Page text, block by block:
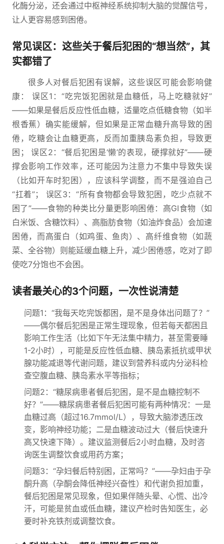
化酶分泌，还会通过中枢神经系统抑制大脑的觉醒信号，
让人更容易感到困倦。
常见误区：这些关于餐后犯困的“想当然”，其
实都错了
很多人对餐后犯困有误解，这些误区可能会影响健
康： 误区1：“吃完饭犯困就是血糖低，马上吃糖就好”
——如果是餐后反应性低血糖，适量吃点低糖食物（如半
根香蕉）确实能缓解，但如果是正常血糖升高导致的困
倦，吃糖会让血糖更高，反而加重胰岛素负担，导致更
困； 误区2：“餐后犯困是‘懒’的表现，硬撑就好”——硬
撑会影响工作效率，还可能因为注意力不集中导致失误
（比如开车时犯困），应该科学调整，而不是强迫自己
“扛着”； 误区3：“所有食物都会导致犯困，吃少点就不
困了”——食物的种类比分量更影响困倦：高GI食物（如
白米饭、含糖饮料）、高脂肪食物（如油炸食品）会加速
困倦，而高蛋白（如鸡蛋、鱼肉）、高纤维食物（如蔬
菜、全谷物）则能延缓血糖上升，减少困倦感，吃对了即
使吃7分饱也不会困。
读者最关心的3个问题，一次性说清楚
问题1：“我每天吃完饭都困，是不是身体出问题了？”
——偶尔餐后犯困是正常生理现象，但若每天都困且
影响工作生活（比如下午无法集中精力，甚至需要睡
1-2小时），可能是反应性低血糖、胰岛素抵抗或甲状
腺功能减退等代谢问题，建议到营养科或内分泌科检
查空腹血糖、胰岛素水平等指标；
问题2：“糖尿病患者餐后犯困，是不是血糖控制不
好？”——糖尿病患者餐后犯困可能有两种情况：一是
血糖过高（超过16.7mmol/L），导致大脑渗透压改
变，影响神经功能；二是血糖波动过大（餐后快速升
高又快速下降）。建议监测餐后2小时血糖，及时咨
询医生调整饮食或用药方案；
问题3：“孕妇餐后特别困，正常吗？”——孕妇由于孕
酮升高（孕酮会降低神经兴奋性）和代谢负担加重，
餐后犯困是常见现象，但如果伴随头晕、心慌、出冷
汗，可能是贫血或低血糖，建议产检时告知医生，必
要时补充铁剂或调整饮食。